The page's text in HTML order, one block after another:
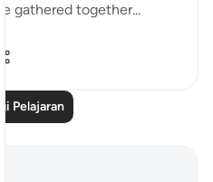
gathered together...
Pelajaran